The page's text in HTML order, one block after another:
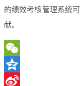
的绩效考核管理系统
献。
WeChat
Qzone